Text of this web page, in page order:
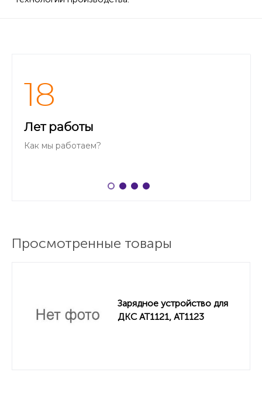
18
Лет работы
Как мы работаем?
Просмотренные товары
Зарядное устройство для
ДКС АТ1121, АТ1123